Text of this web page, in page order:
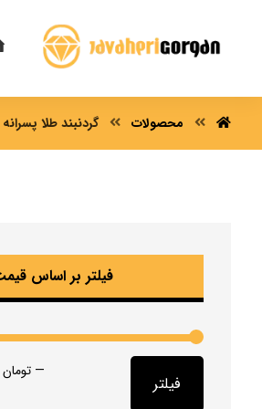
محصولات گردنبند طلا پسرانه
فیلتر بر اساس
فیلتر
300,276,000 تومان—